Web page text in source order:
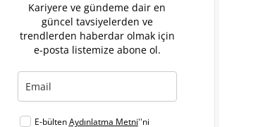
Kariyere ve gündeme dair en
güncel tavsiyelerden ve
trendlerden haberdar olmak için
e-posta listemize abone ol.
E-bültenAydınlatma Metni''ni